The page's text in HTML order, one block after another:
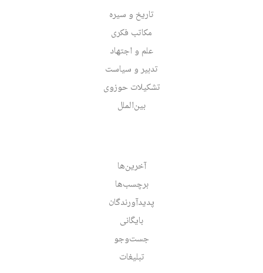
تاریخ و سیره
مکاتب فکری
علم و اجتهاد
تدبیر و سیاست
تشکیلات حوزوی
بین‌الملل
آخرین‌ها
برچسب‌ها
پدیدآورندگان
بایگانی
جست‌وجو
تبلیغات